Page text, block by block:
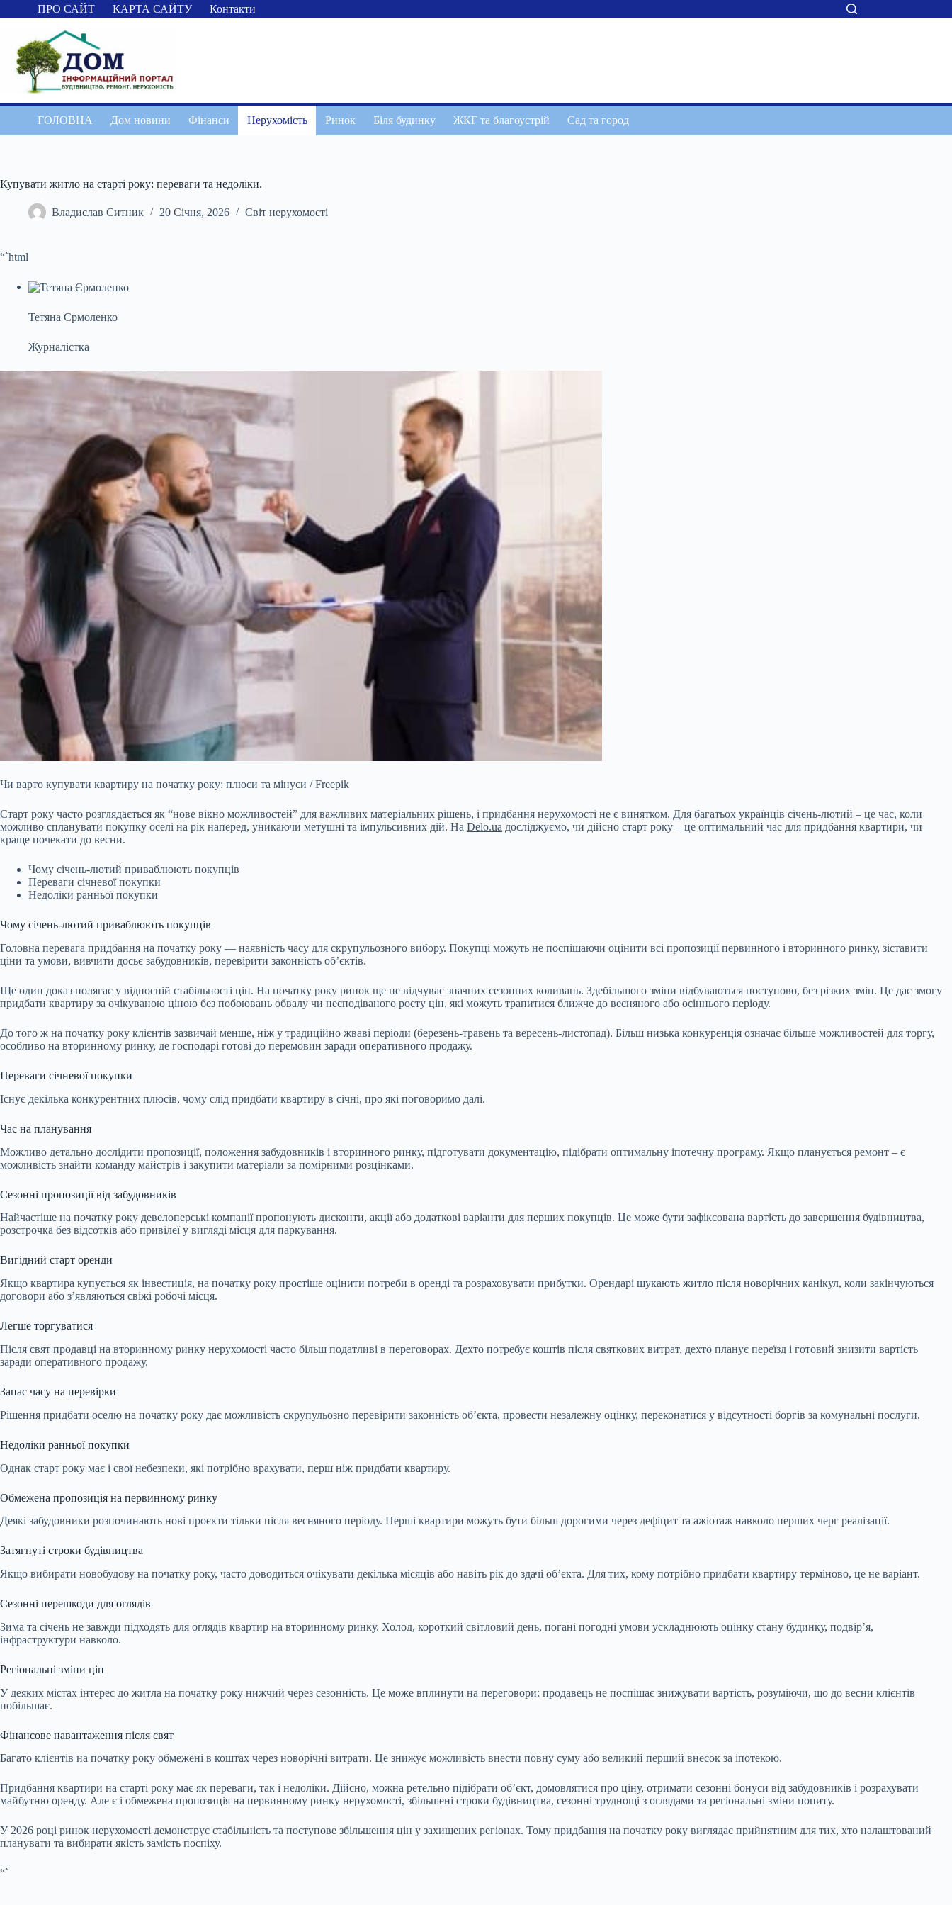
Перейти
до
ПРО САЙТ КАРТА САЙТУ Контакти
ГОЛОВНА Дом новини Фінанси Нерухомість Ринок Біля будинку ЖКГ та благоустрій Сад та город
Купувати житло на старті року: переваги та недоліки.
Владислав Ситник 20 Січня, 2026 Світ нерухомості
“`html
Тетяна Єрмоленко
Журналістка
Чи варто купувати квартиру на початку року: плюси та мінуси / Freepik
Старт року часто розглядається як “нове вікно можливостей” для важливих матеріальних рішень, і придбання нерухомості не є винятком. Для багатьох українців січень-лютий – це час, коли
можливо спланувати покупку оселі на рік наперед, уникаючи метушні та імпульсивних дій. На Delo.ua досліджуємо, чи дійсно старт року – це оптимальний час для придбання квартири, чи
краще почекати до весни.
Чому січень-лютий приваблюють покупців
Переваги січневої покупки
Недоліки ранньої покупки
Чому січень-лютий приваблюють покупців
Головна перевага придбання на початку року — наявність часу для скрупульозного вибору. Покупці можуть не поспішаючи оцінити всі пропозиції первинного і вторинного ринку, зіставити
ціни та умови, вивчити досьє забудовників, перевірити законність об’єктів.
Ще один доказ полягає у відносній стабільності цін. На початку року ринок ще не відчуває значних сезонних коливань. Здебільшого зміни відбуваються поступово, без різких змін. Це дає змогу
придбати квартиру за очікуваною ціною без побоювань обвалу чи несподіваного росту цін, які можуть трапитися ближче до весняного або осіннього періоду.
До того ж на початку року клієнтів зазвичай менше, ніж у традиційно жваві періоди (березень-травень та вересень-листопад). Більш низька конкуренція означає більше можливостей для торгу,
особливо на вторинному ринку, де господарі готові до перемовин заради оперативного продажу.
Переваги січневої покупки
Існує декілька конкурентних плюсів, чому слід придбати квартиру в січні, про які поговоримо далі.
Час на планування
Можливо детально дослідити пропозиції, положення забудовників і вторинного ринку, підготувати документацію, підібрати оптимальну іпотечну програму. Якщо планується ремонт – є
можливість знайти команду майстрів і закупити матеріали за помірними розцінками.
Сезонні пропозиції від забудовників
Найчастіше на початку року девелоперські компанії пропонують дисконти, акції або додаткові варіанти для перших покупців. Це може бути зафіксована вартість до завершення будівництва,
розстрочка без відсотків або привілеї у вигляді місця для паркування.
Вигідний старт оренди
Якщо квартира купується як інвестиція, на початку року простіше оцінити потреби в оренді та розраховувати прибутки. Орендарі шукають житло після новорічних канікул, коли закінчуються
договори або з’являються свіжі робочі місця.
Легше торгуватися
Після свят продавці на вторинному ринку нерухомості часто більш податливі в переговорах. Дехто потребує коштів після святкових витрат, дехто планує переїзд і готовий знизити вартість
заради оперативного продажу.
Запас часу на перевірки
Рішення придбати оселю на початку року дає можливість скрупульозно перевірити законність об’єкта, провести незалежну оцінку, переконатися у відсутності боргів за комунальні послуги.
Недоліки ранньої покупки
Однак старт року має і свої небезпеки, які потрібно врахувати, перш ніж придбати квартиру.
Обмежена пропозиція на первинному ринку
Деякі забудовники розпочинають нові проєкти тільки після весняного періоду. Перші квартири можуть бути більш дорогими через дефіцит та ажіотаж навколо перших черг реалізації.
Затягнуті строки будівництва
Якщо вибирати новобудову на початку року, часто доводиться очікувати декілька місяців або навіть рік до здачі об’єкта. Для тих, кому потрібно придбати квартиру терміново, це не варіант.
Сезонні перешкоди для оглядів
Зима та січень не завжди підходять для оглядів квартир на вторинному ринку. Холод, короткий світловий день, погані погодні умови ускладнюють оцінку стану будинку, подвір’я,
інфраструктури навколо.
Регіональні зміни цін
У деяких містах інтерес до житла на початку року нижчий через сезонність. Це може вплинути на переговори: продавець не поспішає знижувати вартість, розуміючи, що до весни клієнтів
побільшає.
Фінансове навантаження після свят
Багато клієнтів на початку року обмежені в коштах через новорічні витрати. Це знижує можливість внести повну суму або великий перший внесок за іпотекою.
Придбання квартири на старті року має як переваги, так і недоліки. Дійсно, можна ретельно підібрати об’єкт, домовлятися про ціну, отримати сезонні бонуси від забудовників і розрахувати
майбутню оренду. Але є і обмежена пропозиція на первинному ринку нерухомості, збільшені строки будівництва, сезонні труднощі з оглядами та регіональні зміни попиту.
У 2026 році ринок нерухомості демонструє стабільність та поступове збільшення цін у захищених регіонах. Тому придбання на початку року виглядає прийнятним для тих, хто налаштований
планувати та вибирати якість замість поспіху.
“`